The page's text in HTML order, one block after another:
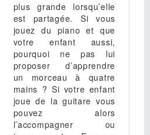
plus grande lorsqu’elle
est partagée. Si vous
jouez du piano et que
votre enfant aussi,
pourquoi ne pas lui
proposer d’apprendre
un morceau à quatre
mains ? Si votre enfant
joue de la guitare vous
pouvez alors
l’accompagner ou